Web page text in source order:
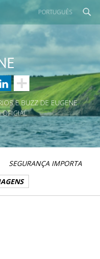
PORTUGUÊS
E BUZZ DE EUGENE
OFICIAL
SEGURANÇA IMPORTA